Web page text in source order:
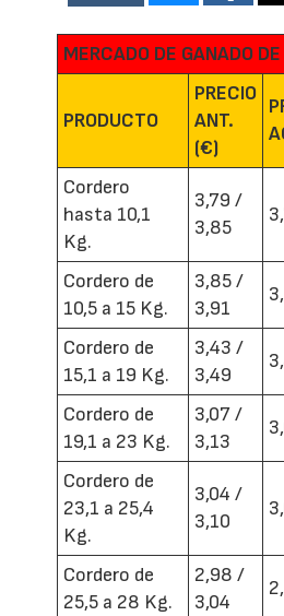
MERCADO DE GANADO
PRODUCTO
PRECIO
ANT.
(€)
Cordero
hasta 10,1
Kg.
3,79 /
3,85
Cordero de
10,5 a 15 Kg.
3,85 /
3,91
Cordero de
15,1 a 19 Kg.
3,43 /
3,49
Cordero de
19,1 a 23 Kg.
3,07 /
3,13
Cordero de
23,1 a 25,4
Kg.
3,04 /
3,10
Cordero de
25,5 a 28 Kg.
2,98 /
3,04